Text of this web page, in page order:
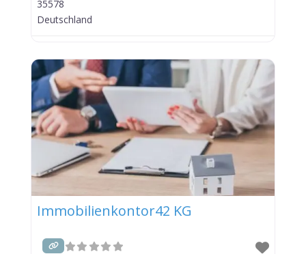
35578
Deutschland
Immobilienkontor42 KG